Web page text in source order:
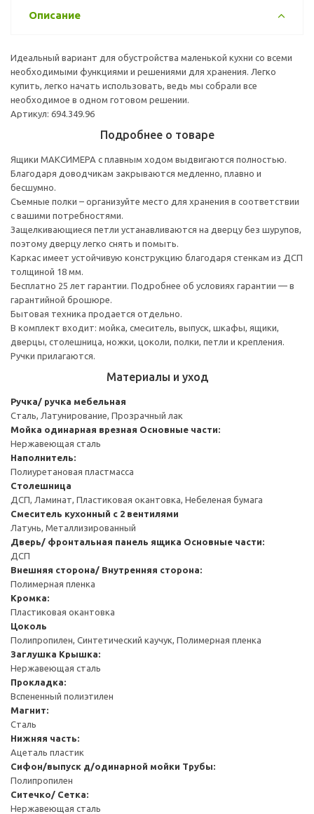
Описание
Идеальный вариант для обустройства маленькой кухни со всеми
необходимыми функциями и решениями для хранения. Легко
купить, легко начать использовать, ведь мы собрали все
необходимое в одном готовом решении.
Артикул: 694.349.96
Подробнее о товаре
Ящики МАКСИМЕРА с плавным ходом выдвигаются полностью.
Благодаря доводчикам закрываются медленно, плавно и
бесшумно.
Съемные полки – организуйте место для хранения в соответствии
с вашими потребностями.
Защелкивающиеся петли устанавливаются на дверцу без шурупов,
поэтому дверцу легко снять и помыть.
Каркас имеет устойчивую конструкцию благодаря стенкам из ДСП
толщиной 18 мм.
Бесплатно 25 лет гарантии. Подробнее об условиях гарантии — в
гарантийной брошюре.
Бытовая техника продается отдельно.
В комплект входит: мойка, смеситель, выпуск, шкафы, ящики,
дверцы, столешница, ножки, цоколи, полки, петли и крепления.
Ручки прилагаются.
Материалы и уход
Ручка/ ручка мебельная
Сталь, Латунирование, Прозрачный лак
Мойка одинарная врезная Основные части:
Нержавеющая сталь
Наполнитель:
Полиуретановая пластмасса
Столешница
ДСП, Ламинат, Пластиковая окантовка, Небеленая бумага
Смеситель кухонный с 2 вентилями
Латунь, Металлизированный
Дверь/ фронтальная панель ящика Основные части:
ДСП
Внешняя сторона/ Внутренняя сторона:
Полимерная пленка
Кромка:
Пластиковая окантовка
Цоколь
Полипропилен, Синтетический каучук, Полимерная пленка
Заглушка Крышка:
Нержавеющая сталь
Прокладка:
Вспененный полиэтилен
Магнит:
Сталь
Нижняя часть:
Ацеталь пластик
Сифон/выпуск д/одинарной мойки Трубы:
Полипропилен
Ситечко/ Сетка:
Нержавеющая сталь